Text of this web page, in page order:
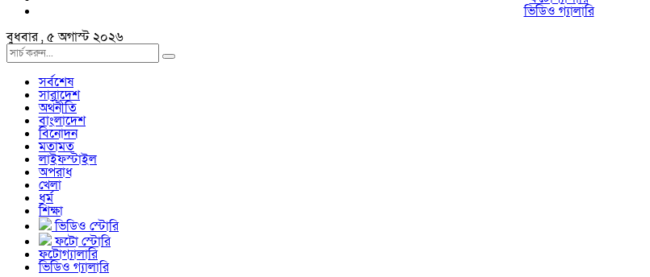
ভিডিও গ্যালারি
বুধবার , ৫ অগাস্ট ২০২৬
সর্বশেষ
সারাদেশ
অর্থনীতি
বাংলাদেশ
বিনোদন
মতামত
লাইফস্টাইল
অপরাধ
খেলা
ধর্ম
শিক্ষা
ভিডিও স্টোরি
ফটো স্টোরি
ফটোগ্যালারি
ভিডিও গ্যালারি